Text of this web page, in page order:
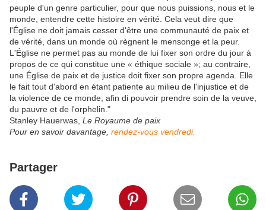
peuple d'un genre particulier, pour que nous puissions, nous et le
monde, entendre cette histoire en vérité. Cela veut dire que
l'Église ne doit jamais cesser d'être une communauté de paix et
de vérité, dans un monde où règnent le mensonge et la peur.
L'Église ne permet pas au monde de lui fixer son ordre du jour à
propos de ce qui constitue une « éthique sociale »; au contraire,
une Église de paix et de justice doit fixer son propre agenda. Elle
le fait tout d'abord en étant patiente au milieu de l'injustice et de
la violence de ce monde, afin di pouvoir prendre soin de la veuve,
du pauvre et de l'orphelin."
Stanley Hauerwas, Le Royaume de paix
Pour en savoir davantage, rendez-vous vendredi.
Partager